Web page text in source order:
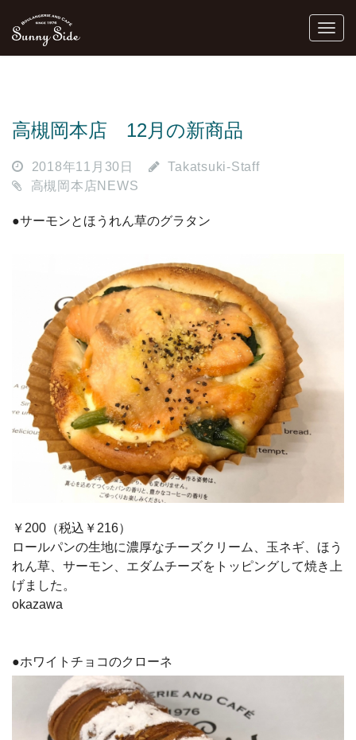
高槻岡本店 12月の新商品
2018年11月30日
Takatsuki-Staff
高槻岡本店NEWS
●サーモンとほうれん草のグラタン
￥200（税込￥216）
ロールパンの生地に濃厚なチーズクリーム、玉ネギ、ほう
れん草、サーモン、エダムチーズをトッピングして焼き上
げました。
okazawa
●ホワイトチョコのクローネ